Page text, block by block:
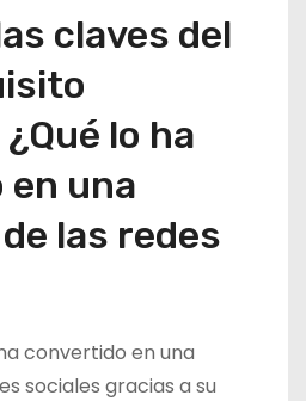
claves del
lo ha
una
las redes
convertido en una
sociales gracias a su